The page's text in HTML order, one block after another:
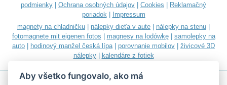
podmienky
Ochrana osobných údajov Cookies
Reklamačný
poriadok|
Impressum
magnety na chladničku
nálepky dieťa v aute nálepky na stenu
fotomagnete mit eigenen fotos
magnesy na lodówkę| samolepky na
auto
hodinový manžel česká lípa| porovnanie mobilov
živicové 3D
nálepky| kalendáre z fotiek
Aby všetko fungovalo, ako má